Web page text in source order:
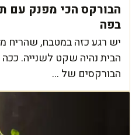
הבורקס הכי מפנק עם
בפה
יש רגע כזה במטבח, שהריח
הבית נהיה שקט לשנייה. ככה
הבורקסים של ...